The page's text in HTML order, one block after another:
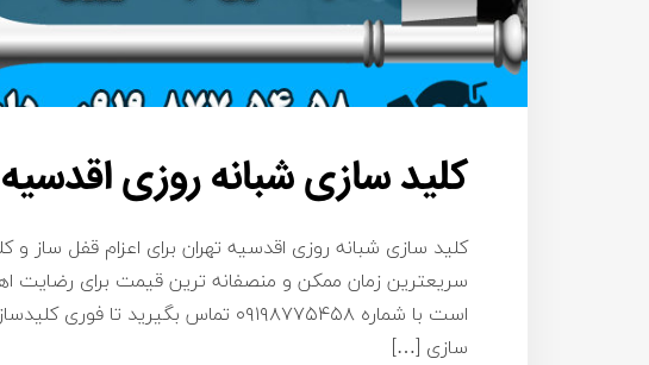
کلید سازی شبانه روزی اقدسیه
کلید سازی شبانه روزی اقدسیه تهران برای اعزام قفل ساز و
سریعترین زمان ممکن و منصفانه ترین قیمت برای رضایت
است با شماره ۰۹۱۹۸۷۷۵۴۵۸ تماس
سازی […]